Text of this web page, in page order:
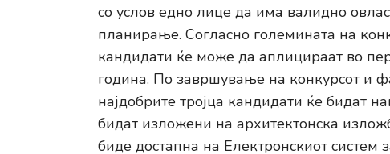
со услов едно лице да има валидно
планирање. Согласно големината на
кандидати ќе може да аплицираат во
година. По завршување на конкурсот и
најдобрите тројца кандидати ќе бидат
бидат изложени на архитектонска
биде достапна на Електронскиот